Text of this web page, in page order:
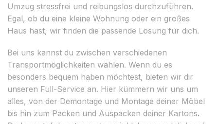
Umzug stressfrei und reibungslos durchzuführen.
Egal, ob du eine kleine Wohnung oder ein großes
Haus hast, wir finden die passende Lösung für dich.
Bei uns kannst du zwischen verschiedenen
Transportmöglichkeiten wählen. Wenn du es
besonders bequem haben möchtest, bieten wir dir
unseren Full-Service an. Hier kümmern wir uns um
alles, von der Demontage und Montage deiner Möbel
bis hin zum Packen und Auspacken deiner Kartons.